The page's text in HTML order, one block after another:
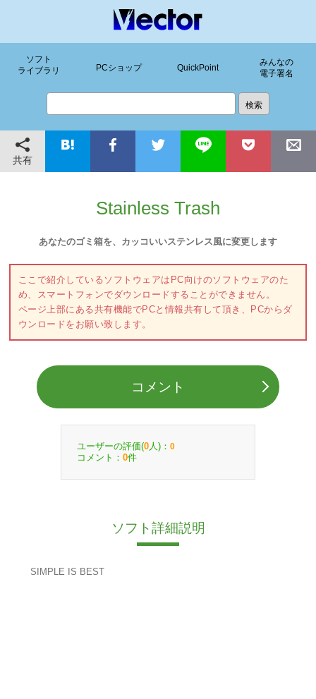
ソフト
ライブラリ
PCショップ QuickPoint
みんなの
電子署名
共有
Stainless Trash
あなたのゴミ箱を、カッコいいステンレス風に変更します
ここで紹介しているソフトウェアはPC向けのソフトウェアのた
め、スマートフォンでダウンロードすることができません。
ページ上部にある共有機能でPCと情報共有して頂き、PCからダ
ウンロードをお願い致します。
コメント
ユーザーの評価(0 人)： 0
コメント： 0件
ソフト詳細説明
SIMPLE IS BEST